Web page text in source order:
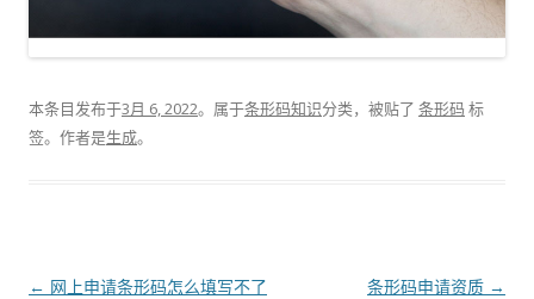
本条目发布于3月 6, 2022。属于条形码知识分类，被贴了 条形码 标
签。 作者是生成。
文
← 网上申请条形码怎么填写不了 条形码申请资质 →